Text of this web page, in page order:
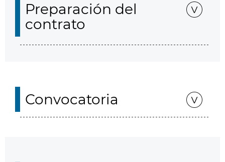
Preparación del
contrato
Convocatoria